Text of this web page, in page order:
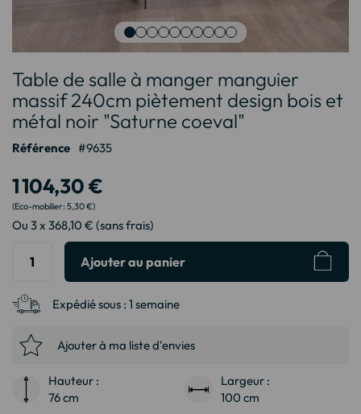
au
début
de
la
Galerie
Table de salle à manger manguier
massif 240cm piètement design bois et
métal noir "Saturne coeval"
Référence 9635
1 104,30 €
5,30 €
Ou 3 x 368,10 € (sans frais)
Ajouter au panier
Expédié sous : 1 semaine
Ajouter à ma liste d'envies
Hauteur :
76 cm
Largeur :
100 cm